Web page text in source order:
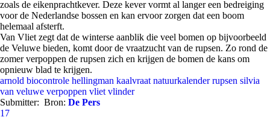
zoals de eikenprachtkever. Deze kever vormt al langer een bedreiging
voor de Nederlandse bossen en kan ervoor zorgen dat een boom
helemaal afsterft.
Van Vliet zegt dat de winterse aanblik die veel bomen op bijvoorbeeld
de Veluwe bieden, komt door de vraatzucht van de rupsen. Zo rond de
zomer verpoppen de rupsen zich en krijgen de bomen de kans om
opnieuw blad te krijgen.
arnold biocontrole hellingman kaalvraat natuurkalender rupsen silvia
van veluwe verpoppen vliet vlinder
Submitter: Bron: De Pers
17